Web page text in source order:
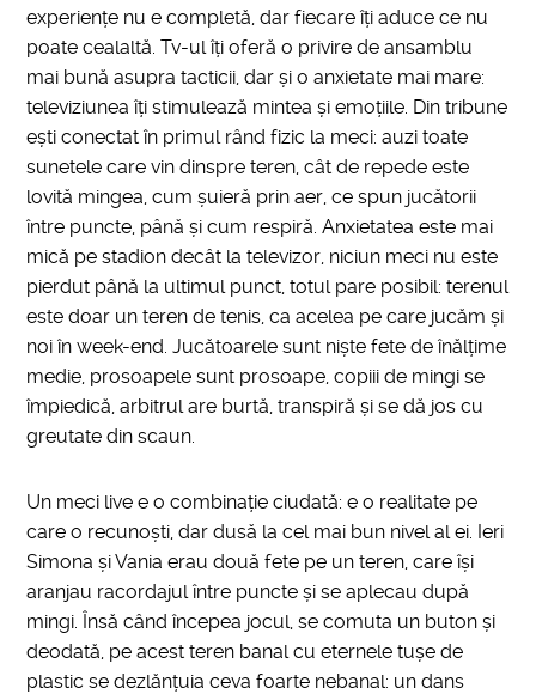
experiențe nu e completă, dar fiecare îți aduce ce nu
poate cealaltă. Tv-ul îți oferă o privire de ansamblu
mai bună asupra tacticii, dar și o anxietate mai mare:
televiziunea îți stimulează mintea și emoțiile. Din tribune
ești conectat în primul rând fizic la meci: auzi toate
sunetele care vin dinspre teren, cât de repede este
lovită mingea, cum șuieră prin aer, ce spun jucătorii
între puncte, până și cum respiră. Anxietatea este mai
mică pe stadion decât la televizor, niciun meci nu este
pierdut până la ultimul punct, totul pare posibil: terenul
este doar un teren de tenis, ca acelea pe care jucăm și
noi în week-end. Jucătoarele sunt niște fete de înălțime
medie, prosoapele sunt prosoape, copiii de mingi se
împiedică, arbitrul are burtă, transpiră și se dă jos cu
greutate din scaun.
Un meci live e o combinație ciudată: e o realitate pe
care o recunoști, dar dusă la cel mai bun nivel al ei. Ieri
Simona și Vania erau două fete pe un teren, care își
aranjau racordajul între puncte și se aplecau după
mingi. Însă când începea jocul, se comuta un buton și
deodată, pe acest teren banal cu eternele tușe de
plastic se dezlănțuia ceva foarte nebanal: un dans